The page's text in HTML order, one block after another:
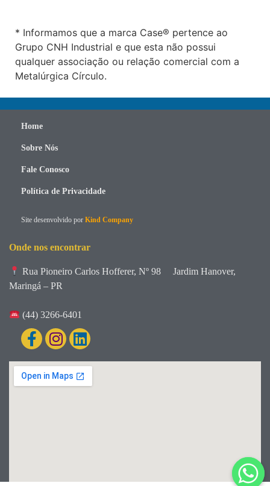
* Informamos que a marca Case® pertence ao
Grupo CNH Industrial e que esta não possui
qualquer associação ou relação comercial com a
Metalúrgica Círculo.
Home
Sobre Nós
Fale Conosco
Política de Privacidade
Site desenvolvido por Kind Company
Onde nos encontrar
Rua Pioneiro Carlos Hofferer, Nº 98
Jardim Hanover,
Maringá – PR
(44) 3266-6401